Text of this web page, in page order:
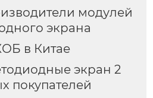
модулей
экрана
в Китае
экран 2
покупателей